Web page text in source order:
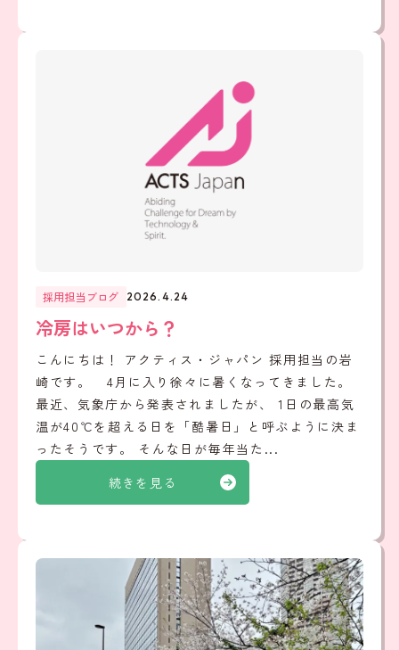
続きを見る
採用担当ブログ 2026.4.24
冷房はいつから？
こんにちは！ アクティス・ジャパン 採用担当の岩
崎です。 4月に入り徐々に暑くなってきました。
最近、気象庁から発表されましたが、 1日の最高気
温が40℃を超える日を「酷暑日」と呼ぶように決ま
ったそうです。 そんな日が毎年当た...